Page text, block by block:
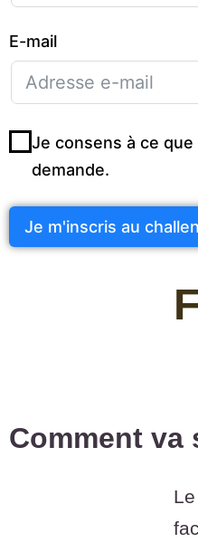
E-mail
Je consens à ce
demande.
Je m'inscris au
Comment va